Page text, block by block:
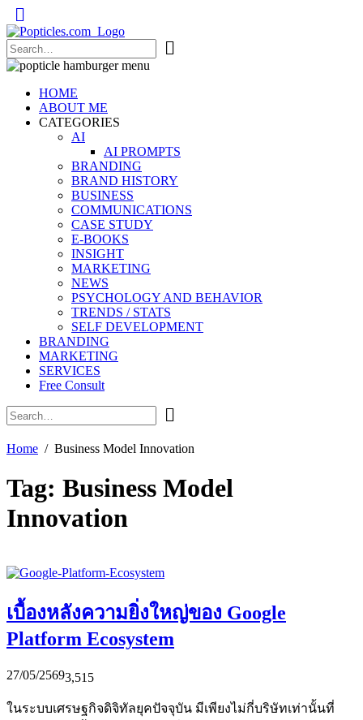
Popticles.com
HOME
ABOUT ME
CATEGORIES
AI
AI PROMPTS
BRANDING
BRAND HISTORY
BUSINESS
COMMUNICATIONS
CASE STUDY
E-BOOKS
INSIGHT
MARKETING
NEWS
PSYCHOLOGY AND BEHAVIOR
TRENDS / STATS
SELF DEVELOPMENT
BRANDING
MARKETING
SERVICES
Free Consult
Home Business Model Innovation
Tag: Business Model
Innovation
เบื้องหลังความยิ่งใหญ่ของ Google
Platform Ecosystem
27/05/25693,515
ในระบบเศรษฐกิจดิจิทัลยุคปัจจุบัน มีเพียงไม่กี่บริษัทเท่านั้นที่